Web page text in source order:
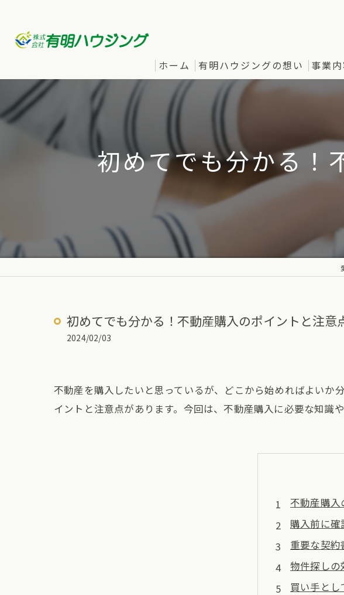
ホーム 有明ハウジングの想い 事業
初めてでも分かる！
初めてでも分かる！不動産購入のポイントと注意
2024/02/03
不動産を購入したいと思っているが、どこから始めればよい
イントと注意点があります。今回は、不動産購入に必要な知識
不動産購入
購入前に確
重要な契約
物件探しの
買い手とし